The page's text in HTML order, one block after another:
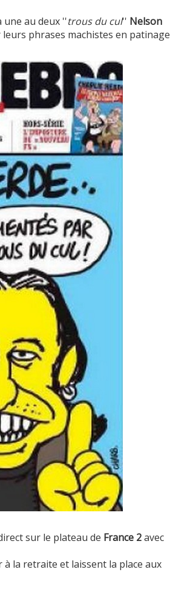
une au deux ''trous du cul'' Nelson
phrases machistes en patinage
sur le plateau de France 2avec
la retraite et laissent la place aux